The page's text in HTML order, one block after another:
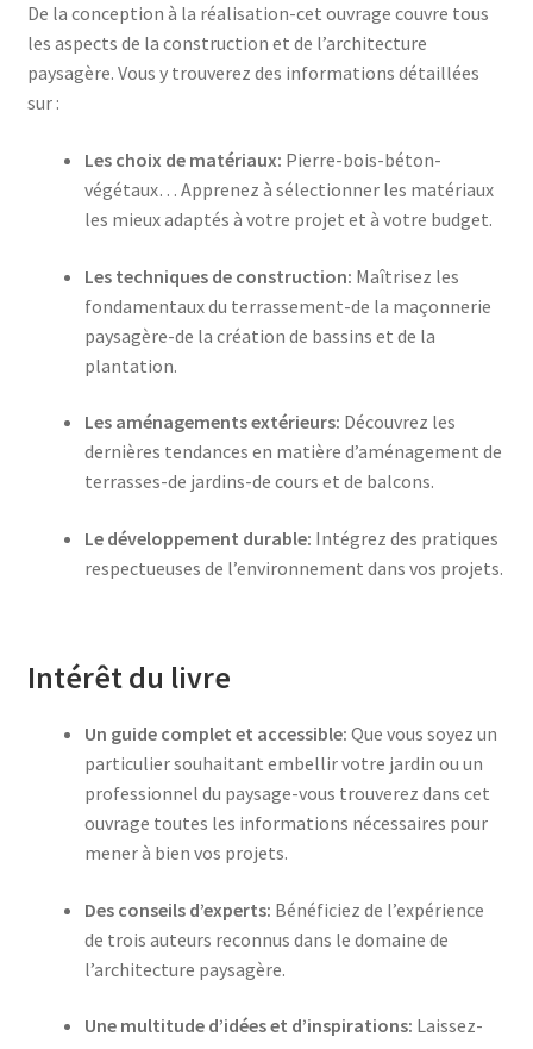
De la conception à la réalisation-cet ouvrage couvre tous
les aspects de la construction et de l’architecture
paysagère. Vous y trouverez des informations détaillées
sur :
Les choix de matériaux: Pierre-bois-béton-
végétaux… Apprenez à sélectionner les matériaux
les mieux adaptés à votre projet et à votre budget.
Les techniques de construction: Maîtrisez les
fondamentaux du terrassement-de la maçonnerie
paysagère-de la création de bassins et de la
plantation.
Les aménagements extérieurs: Découvrez les
dernières tendances en matière d’aménagement de
terrasses-de jardins-de cours et de balcons.
Le développement durable: Intégrez des pratiques
respectueuses de l’environnement dans vos projets.
Intérêt du livre
Un guide complet et accessible: Que vous soyez un
particulier souhaitant embellir votre jardin ou un
professionnel du paysage-vous trouverez dans cet
ouvrage toutes les informations nécessaires pour
mener à bien vos projets.
Des conseils d’experts: Bénéficiez de l’expérience
de trois auteurs reconnus dans le domaine de
l’architecture paysagère.
Une multitude d’idées et d’inspirations: Laissez-